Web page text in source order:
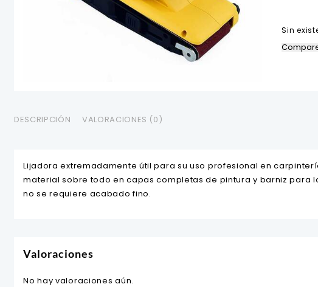
Sin
DESCRIPCIÓN VALORACIONES (0)
Lijadora extremadamente útil para su uso profesional en
material sobre todo en capas completas de pintura y barniz para
no se requiere acabado fino.
Valoraciones
No hay valoraciones aún.